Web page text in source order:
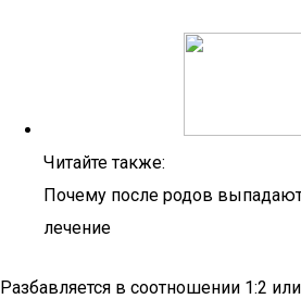
Читайте также:
Почему после родов
лечение
Разбавляется в соотношении 1:2